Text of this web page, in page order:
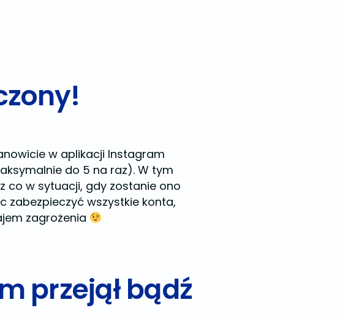
w aplikacji Instagram
do 5 na raz). W tym
co w sytuacji, gdy zostanie ono
zabezpieczyć wszystkie konta,
zagrożenia
przejął bądź